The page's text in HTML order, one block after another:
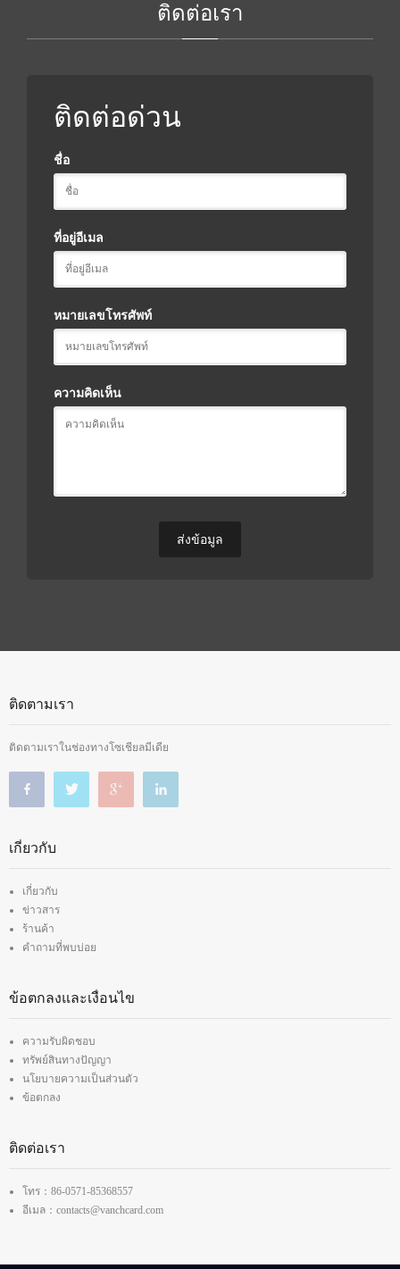
ติดต่อเรา
ติดต่อด่วน
ชื่อ
ที่อยู่อีเมล
หมายเลขโทรศัพท์
ความคิดเห็น
ติดตามเรา
ติดตามเราในช่องทางโซเชียลมีเดีย
เกี่ยวกับ
เกี่ยวกับ
ข่าวสาร
ร้านค้า
คำถามที่พบบ่อย
ข้อตกลงและเงื่อนไข
ความรับผิดชอบ
ทรัพย์สินทางปัญญา
นโยบายความเป็นส่วนตัว
ข้อตกลง
ติดต่อเรา
โทร：86-0571-85368557
อีเมล：contacts@vanchcard.com